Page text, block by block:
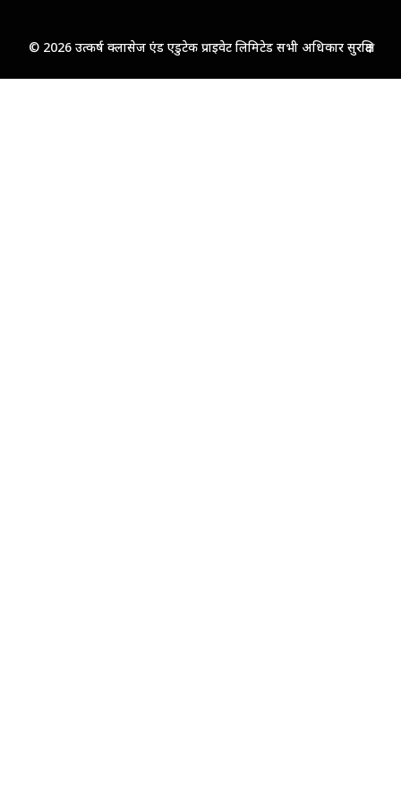
© 2026 उत्कर्ष क्लासेज एंड एडुटेक प्राइवेट लिमिटेड सभी अधिकार सुरक्षित